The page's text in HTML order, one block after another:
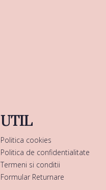
UTIL
Politica cookies
Politica de confidentialitate
Termeni si conditii
Formular Returnare